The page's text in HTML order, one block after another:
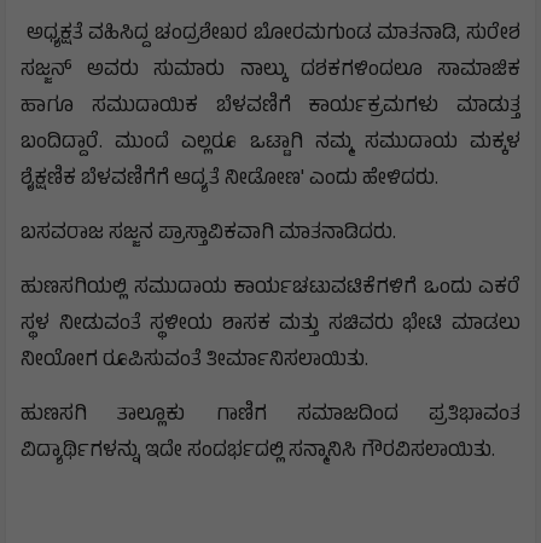
ಅಧ್ಯಕ್ಷತೆ ವಹಿಸಿದ್ದ ಚಂದ್ರಶೇಖರ ಬೋರಮಗುಂಡ ಮಾತನಾಡಿ, ಸುರೇಶ
ಸಜ್ಜನ್‌ ಅವರು ಸುಮಾರು ನಾಲ್ಕು ದಶಕಗಳಿಂದಲೂ ಸಾಮಾಜಿಕ
ಹಾಗೂ ಸಮುದಾಯಿಕ ಬೆಳವಣಿಗೆ ಕಾರ್ಯಕ್ರಮಗಳು ಮಾಡುತ್ತ
ಬಂದಿದ್ದಾರೆ. ಮುಂದೆ ಎಲ್ಲರೂ ಒಟ್ಟಾಗಿ ನಮ್ಮ ಸಮುದಾಯ ಮಕ್ಕಳ
ಶೈಕ್ಷಣಿಕ ಬೆಳವಣಿಗೆಗೆ ಆದ್ಯತೆ ನೀಡೋಣ' ಎಂದು ಹೇಳಿದರು.
ಬಸವರಾಜ ಸಜ್ಜನ ಪ್ರಾಸ್ತಾವಿಕವಾಗಿ ಮಾತನಾಡಿದರು.
ಹುಣಸಗಿಯಲ್ಲಿ ಸಮುದಾಯ ಕಾರ್ಯಚಟುವಟಿಕೆಗಳಿಗೆ ಒಂದು ಎಕರೆ
ಸ್ಥಳ ನೀಡುವಂತೆ ಸ್ಥಳೀಯ ಶಾಸಕ ಮತ್ತು ಸಚಿವರು ಭೇಟಿ ಮಾಡಲು
ನೀಯೋಗ ರೂಪಿಸುವಂತೆ ತೀರ್ಮಾನಿಸಲಾಯಿತು.
ಹುಣಸಗಿ ತಾಲ್ಲೂಕು ಗಾಣಿಗ ಸಮಾಜದಿಂದ ಪ್ರತಿಭಾವಂತ
ವಿದ್ಯಾರ್ಥಿಗಳನ್ನು ಇದೇ ಸಂದರ್ಭದಲ್ಲಿ ಸನ್ಮಾನಿಸಿ ಗೌರವಿಸಲಾಯಿತು.